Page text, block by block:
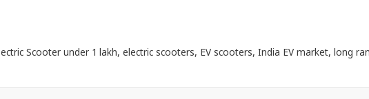
Scooter under 1 lakh, electric scooters, EV scooters, India EV market, long